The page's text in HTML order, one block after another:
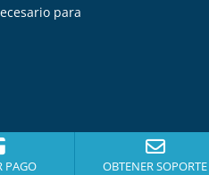
para
PAGO OBTENER SOPORTE